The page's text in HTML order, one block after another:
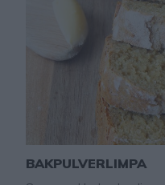
BAKPULVERLIMPA